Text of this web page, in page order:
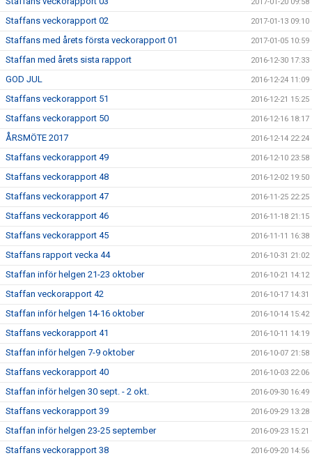
Staffans veckorapport 02 2017-01-13 09:10
Staffans med årets första veckorapport 01 2017-01-05 10:59
Staffan med årets sista rapport 2016-12-30 17:33
GOD JUL 2016-12-24 11:09
Staffans veckorapport 51 2016-12-21 15:25
Staffans veckorapport 50 2016-12-16 18:17
ÅRSMÖTE 2017 2016-12-14 22:24
Staffans veckorapport 49 2016-12-10 23:58
Staffans veckorapport 48 2016-12-02 19:50
Staffans veckorapport 47 2016-11-25 22:25
Staffans veckorapport 46 2016-11-18 21:15
Staffans veckorapport 45 2016-11-11 16:38
Staffans rapport vecka 44 2016-10-31 21:02
Staffan inför helgen 21-23 oktober 2016-10-21 14:12
Staffan veckorapport 42 2016-10-17 14:31
Staffan inför helgen 14-16 oktober 2016-10-14 15:42
Staffans veckorapport 41 2016-10-11 14:19
Staffan inför helgen 7-9 oktober 2016-10-07 21:58
Staffans veckorapport 40 2016-10-03 22:06
Staffan inför helgen 30 sept. - 2 okt. 2016-09-30 16:49
Staffans veckorapport 39 2016-09-29 13:28
Staffan inför helgen 23-25 september 2016-09-23 15:21
Staffans veckorapport 38 2016-09-20 14:56